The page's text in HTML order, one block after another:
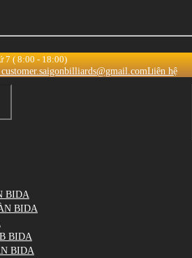
7 ( 8:00 - 18:00)
Liên hệ
BIDA
BIDA
BIDA
BIDA